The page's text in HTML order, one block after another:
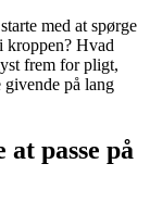
med at spørge
kroppen? Hvad
frem for pligt,
på lang
passe på